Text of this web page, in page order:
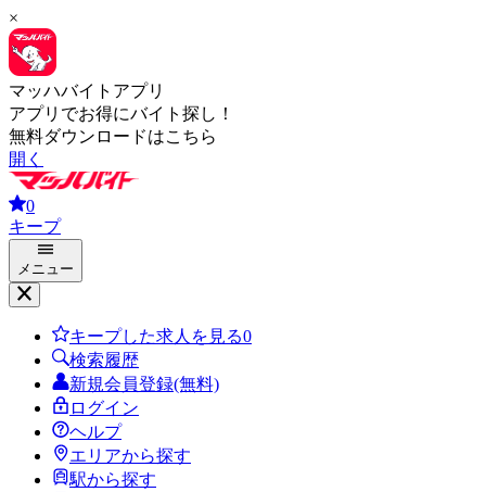
×
マッハバイトアプリ
アプリでお得にバイト探し！
無料ダウンロードはこちら
開く
0
キープ
メニュー
キープした求人を見る0
検索履歴
新規会員登録(無料)
ログイン
ヘルプ
エリアから探す
駅から探す